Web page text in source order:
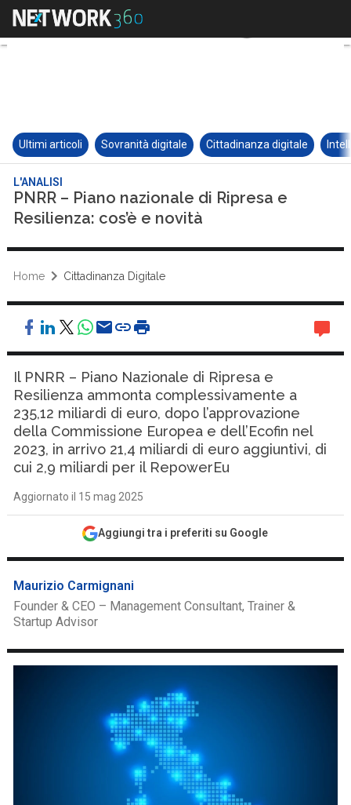
Ultimi articoli Sovranità digitale Cittadinanza digitale
L'ANALISI
PNRR – Piano nazionale di Ripresa e
Resilienza: cos’è e novità
Home Cittadinanza Digitale
Il PNRR – Piano Nazionale di Ripresa e
Resilienza ammonta complessivamente a
235,12 miliardi di euro, dopo l’approvazione
della Commissione Europea e dell’Ecofin nel
2023, in arrivo 21,4 miliardi di euro aggiuntivi, di
cui 2,9 miliardi per il RepowerEu
Aggiornato il 15 mag 2025
Aggiungi tra i preferiti su Google
Maurizio Carmignani
Founder & CEO – Management Consultant, Trainer &
Startup Advisor